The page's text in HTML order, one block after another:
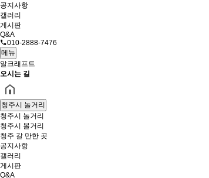
공지사항
갤러리
게시판
Q&A
010-2888-7476
메뉴
알크래프트
오시는 길
청주시 놀거리
청주시 놀거리
청주시 볼거리
청주 갈 만한 곳
공지사항
갤러리
게시판
Q&A